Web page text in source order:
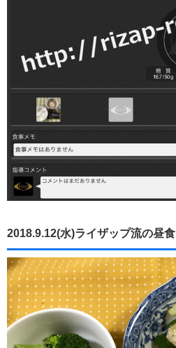
2018.9.12(水)ライザップ流の昼食